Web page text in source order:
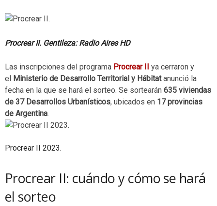
Procrear II. Gentileza: Radio Aires HD
Las inscripciones del programa Procrear II ya cerraron y
el Ministerio de Desarrollo Territorial y Hábitatanunció la
fecha en la que se hará el sorteo. Se sortearán 635 viviendas
de 37 Desarrollos Urbanísticos, ubicados en 17 provincias
de Argentina.
Procrear II 2023.
Procrear II: cuándo y cómo se hará
el sorteo